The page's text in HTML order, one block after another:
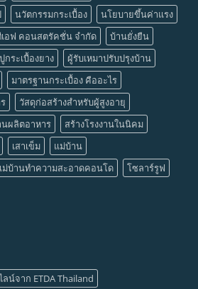
นวัตกรรมกระเบื้อง
นโยบายขึ้นค่าแรง
อฟ คอนสตรัคชั่น จำกัด
บ้านยั่งยืน
ปูกระเบื้องยาง
ผู้รับเหมาปรับปรุงบ้าน
มาตรฐานกระเบื้อง คืออะไร
วัสดุก่อสร้างสำหรับผู้สูงอายุ
นผลิตอาหาร
สร้างโรงงานในนิคม
เสาเข็ม
แม่บ้าน
ม่บ้านทำความสะอาดคอนโด
โซลาร์รูฟ
น์จาก ETDA Thailand